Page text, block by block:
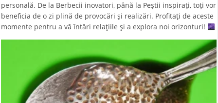
personală. De la Berbecii inovatori, până la Peștii inspirați, toți vor
beneficia de o zi plină de provocări și realizări. Profitați de aceste
momente pentru a vă întări relațiile și a explora noi orizonturi!